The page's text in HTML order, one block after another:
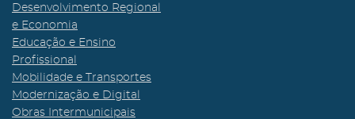
Desenvolvimento Regional
e Economia
Educação e Ensino
Profissional
Mobilidade e Transportes
Modernização e Digital
Obras Intermunicipais